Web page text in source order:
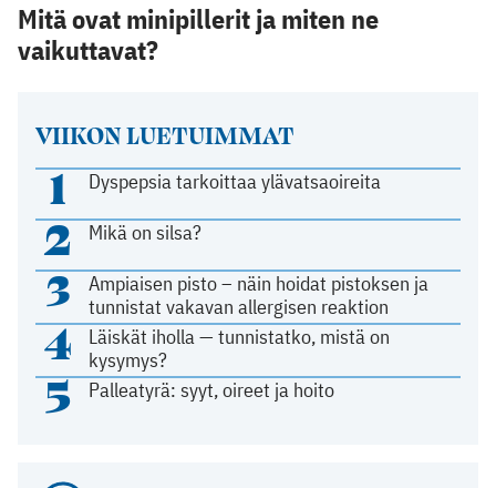
VIIKON LUETUIMMAT
1 Dyspepsia tarkoittaa ylävatsaoireita
2 Mikä on silsa?
3
Ampiaisen pisto – näin hoidat pistoksen ja
tunnistat vakavan allergisen reaktion
4
Läiskät iholla — tunnistatko, mistä on
kysymys?
5 Palleatyrä: syyt, oireet ja hoito
Mitä ovat minipillerit ja miten ne
vaikuttavat?